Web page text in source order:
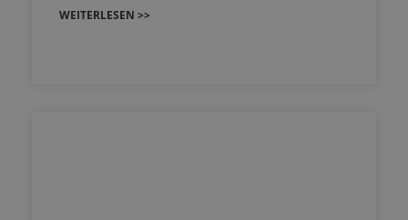
WEITERLESEN >>